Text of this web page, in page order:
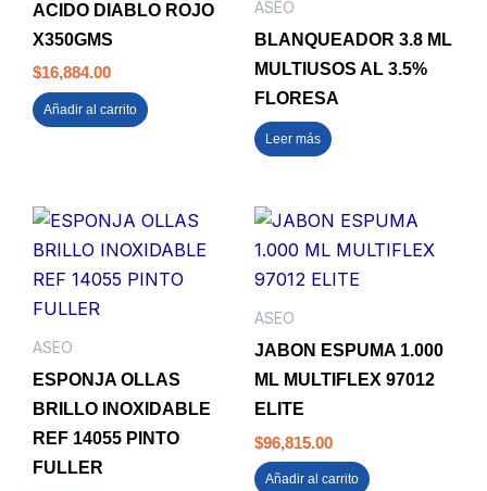
ACIDO DIABLO ROJO
X350GMS
$16,884.00
Añadir al carrito
ASEO
BLANQUEADOR 3.8 ML
MULTIUSOS AL 3.5%
FLORESA
Leer más
ASEO
ESPONJA OLLAS
BRILLO INOXIDABLE
REF 14055 PINTO
FULLER
ASEO
JABON ESPUMA 1.000
ML MULTIFLEX 97012
ELITE
$96,815.00
Añadir al carrito